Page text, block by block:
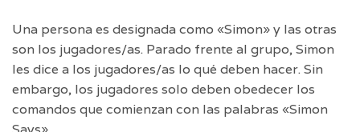
Una persona es designada como «Simon» y las otras
son los jugadores/as. Parado frente al grupo, Simon
les dice a los jugadores/as lo qué deben hacer. Sin
embargo, los jugadores solo deben obedecer los
comandos que comienzan con las palabras «Simon